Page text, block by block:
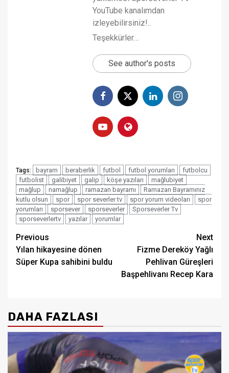
YouTube kanalımdan
izleyebilirsiniz!..
Teşekkürler…
See author's posts
Tags: bayram beraberlik futbol futbol yorumları
futbolcu
futbolist
galibiyet galip köşe yazıları
mağlubiyet
mağlup
namağlup ramazan bayramı
Ramazan Bayramınız
kutlu olsun
spor spor severler tv spor yorum videoları
spor
yorumları
sporsever sporseverler
Sporseverler Tv
sporseverlertv
yazılar yorumlar
Post
navigation
Previous
Yılan hikayesine dönen
Süper Kupa sahibini buldu
Next
Fizme Dereköy Yağlı
Pehlivan Güreşleri
Başpehlivanı Recep Kara
DAHA FAZLASI